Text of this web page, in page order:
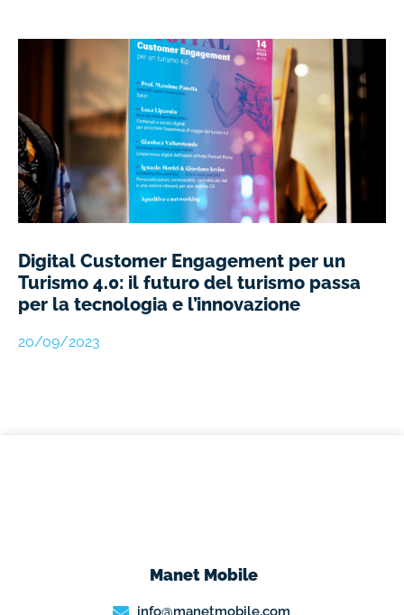
Digital Customer Engagement per un
Turismo 4.0: il futuro del turismo passa
per la tecnologia e l’innovazione
20/09/2023
Manet Mobile
info@manetmobile.com